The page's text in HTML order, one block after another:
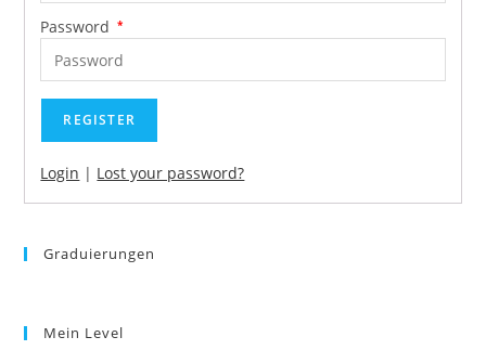
Password *
REGISTER
Login | Lost your password?
Graduierungen
Mein Level